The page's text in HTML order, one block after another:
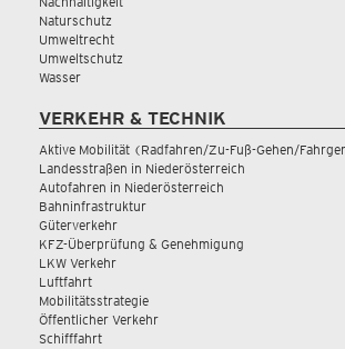
Naturschutz
Umweltrecht
Umweltschutz
Wasser
VERKEHR & TECHNIK
Aktive Mobilität (Radfahren/Zu-Fuß-Gehen/
Landesstraßen in Niederösterreich
Autofahren in Niederösterreich
Bahninfrastruktur
Güterverkehr
KFZ-Überprüfung & Genehmigung
LKW Verkehr
Luftfahrt
Mobilitätsstrategie
Öffentlicher Verkehr
Schifffahrt